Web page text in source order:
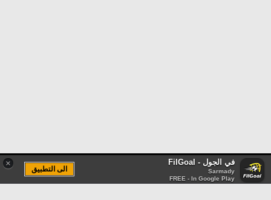
× في الجول - FilGoal
Sarmady
FREE - In Google Play
الى التطبيق